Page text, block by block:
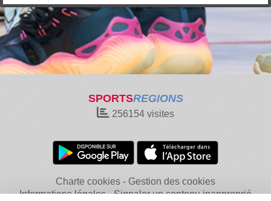
SPORTSREGIONS
256154 visites
Charte cookies
Gestion des cookies
Informations légales
Signaler un contenu inapproprié